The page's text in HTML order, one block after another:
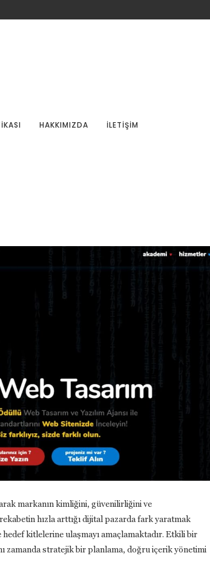
HAKKIMIZDA İLETIŞIM
markanın kimliğini, güvenilirliğini ve
hızla arttığı dijital pazarda fark yaratmak
kitlelerine ulaşmayı amaçlamaktadır. Etkili bir
zamanda stratejik bir planlama, doğru içerik yönetimi